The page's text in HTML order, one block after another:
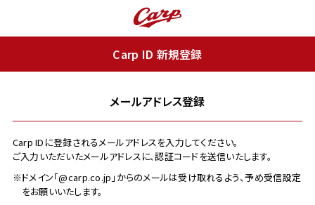
Carp ID 新規登録
メールアドレス登録
Carp IDに登録されるメールアドレスを入力してください。
ご入力いただいたメールアドレスに、認証コードを送信いたします。
※ドメイン「@carp.co.jp」からのメールは受け取れるよう、予め受信設定
をお願いいたします。